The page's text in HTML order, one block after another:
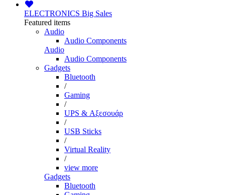
ELECTRONICS Big Sales
Featured items
Audio
Audio Components
Audio
Audio Components
Gadgets
Bluetooth
/
Gaming
/
UPS & Αξεσουάρ
/
USB Sticks
/
Virtual Reality
/
view more
Gadgets
Bluetooth